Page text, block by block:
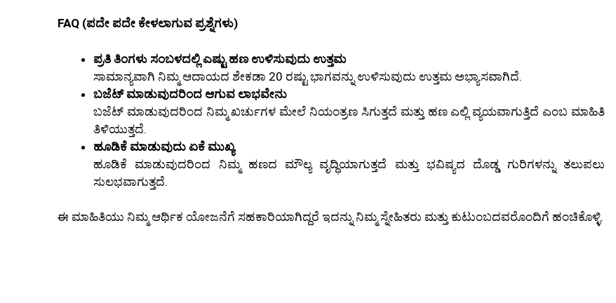
FAQ (ಪದೇ ಪದೇ ಕೇಳಲಾಗುವ ಪ್ರಶ್ನೆಗಳು)
ಪ್ರತಿ ತಿಂಗಳು ಸಂಬಳದಲ್ಲಿ ಎಷ್ಟು ಹಣ ಉಳಿಸುವುದು ಉತ್ತಮ
ಸಾಮಾನ್ಯವಾಗಿ ನಿಮ್ಮ ಆದಾಯದ ಶೇಕಡಾ 20 ರಷ್ಟು ಭಾಗವನ್ನು ಉಳಿಸುವುದು ಉತ್ತಮ ಅಭ್ಯಾಸವಾಗಿದೆ.
ಬಜೆಟ್ ಮಾಡುವುದರಿಂದ ಆಗುವ ಲಾಭವೇನು
ಬಜೆಟ್ ಮಾಡುವುದರಿಂದ ನಿಮ್ಮ ಖರ್ಚುಗಳ ಮೇಲೆ ನಿಯಂತ್ರಣ ಸಿಗುತ್ತದೆ ಮತ್ತು ಹಣ ಎಲ್ಲಿ ವ್ಯಯವಾಗುತ್ತಿದೆ ಎಂಬ ಮಾಹಿತಿ
ತಿಳಿಯುತ್ತದೆ.
ಹೂಡಿಕೆ ಮಾಡುವುದು ಏಕೆ ಮುಖ್ಯ
ಹೂಡಿಕೆ ಮಾಡುವುದರಿಂದ ನಿಮ್ಮ ಹಣದ ಮೌಲ್ಯ ವೃದ್ಧಿಯಾಗುತ್ತದೆ ಮತ್ತು ಭವಿಷ್ಯದ ದೊಡ್ಡ ಗುರಿಗಳನ್ನು ತಲುಪಲು
ಸುಲಭವಾಗುತ್ತದೆ.
ಈ ಮಾಹಿತಿಯು ನಿಮ್ಮ ಆರ್ಥಿಕ ಯೋಜನೆಗೆ ಸಹಕಾರಿಯಾಗಿದ್ದರೆ ಇದನ್ನು ನಿಮ್ಮ ಸ್ನೇಹಿತರು ಮತ್ತು ಕುಟುಂಬದವರೊಂದಿಗೆ ಹಂಚಿಕೊಳ್ಳಿ.